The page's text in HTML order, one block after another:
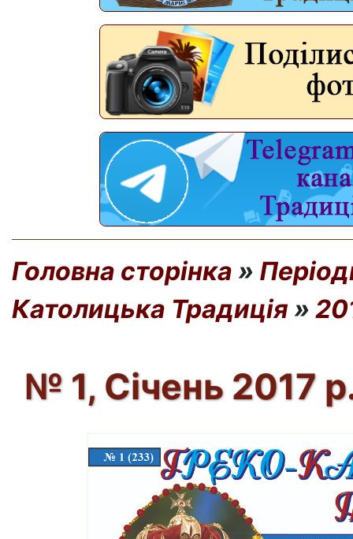
Головна сторінка »
Католицька Традиція »
№ 1, Січень 2017